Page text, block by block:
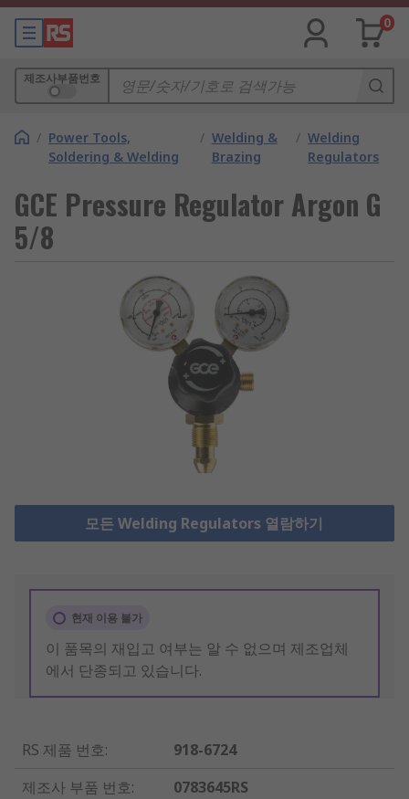
0
제조사부품번호
/ Power Tools,
Soldering & Welding
/ Welding &
Brazing
/ Welding
Regulators
GCE Pressure Regulator Argon G
5/8
모든 Welding Regulators 열람하기
현재 이용 불가
이 품목의 재입고 여부는 알 수 없으며 제조업체
에서 단종되고 있습니다.
RS 제품 번호:
918-6724
제조사 부품 번호:
0783645RS